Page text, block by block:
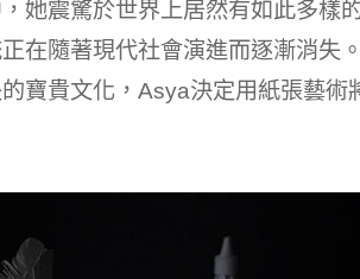
她震驚於世界上居然有如此多樣
在隨著現代社會演進而逐漸消失。
寶貴文化，Asya決定用紙張藝術